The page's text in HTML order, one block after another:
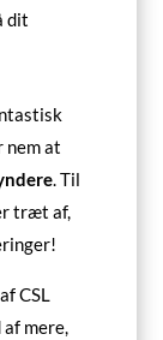
dit
nem at
. Til
træt af,
CSL
mere,